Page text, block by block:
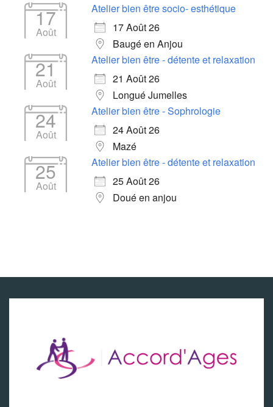
17
Août
Atelier bien être socio- esthétique
17 Août 26
Baugé en Anjou
21
Août
Atelier bien être - détente et relaxation
21 Août 26
Longué Jumelles
24
Août
Atelier bien être - Sophrologie
24 Août 26
Mazé
25
Août
Atelier bien être - détente et relaxation
25 Août 26
Doué en anjou